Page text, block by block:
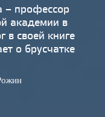
Урбанистика
– профессор
академии в
в своей книге
о брусчатке